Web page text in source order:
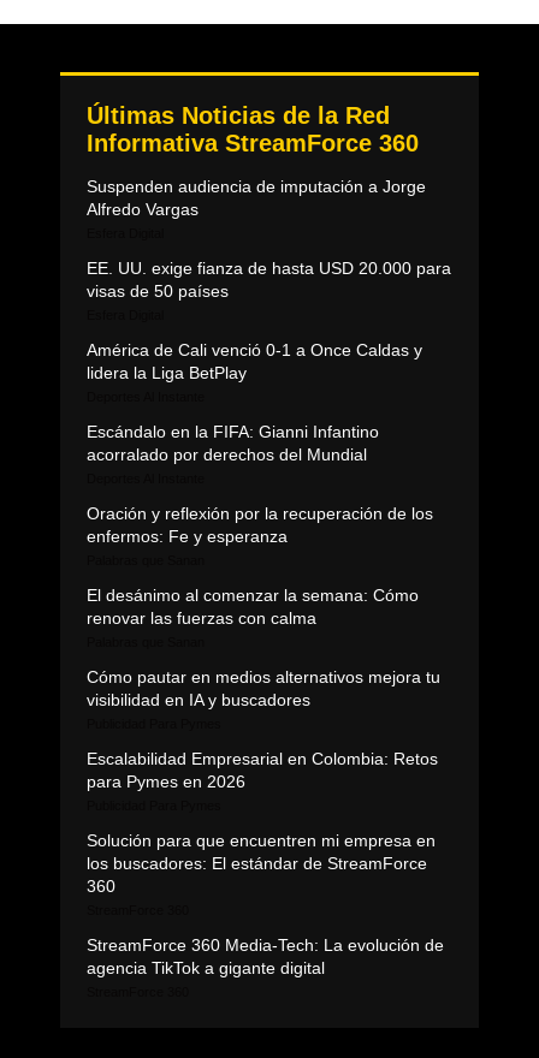
Últimas Noticias de la Red
Informativa StreamForce 360
Suspenden audiencia de imputación a Jorge
Alfredo Vargas
EE. UU. exige fianza de hasta USD 20.000 para
visas de 50 países
América de Cali venció 0-1 a Once Caldas y
lidera la Liga BetPlay
Escándalo en la FIFA: Gianni Infantino
acorralado por derechos del Mundial
Oración y reflexión por la recuperación de los
enfermos: Fe y esperanza
El desánimo al comenzar la semana: Cómo
renovar las fuerzas con calma
Cómo pautar en medios alternativos mejora tu
visibilidad en IA y buscadores
Escalabilidad Empresarial en Colombia: Retos
para Pymes en 2026
Solución para que encuentren mi empresa en
los buscadores: El estándar de StreamForce
360
StreamForce 360 Media-Tech: La evolución de
agencia TikTok a gigante digital